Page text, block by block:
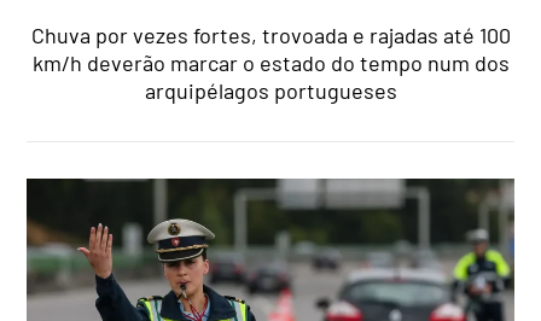
Chuva por vezes fortes, trovoada e rajadas até 100
km/h deverão marcar o estado do tempo num dos
arquipélagos portugueses